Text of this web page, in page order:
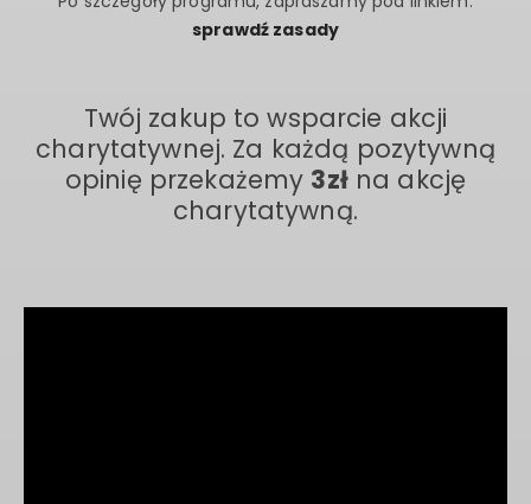
sprawdź zasady
Twój zakup to wsparcie akcji
charytatywnej. Za każdą pozytywną
opinię przekażemy 3złna akcję
charytatywną.